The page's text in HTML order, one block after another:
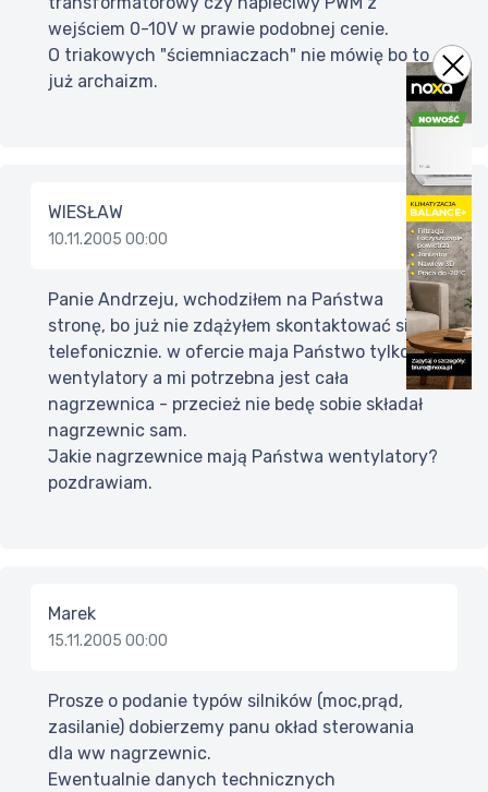
wejściem 0-10V w prawie podobnej cenie.
O triakowych "ściemniaczach" nie mówię bo to
już archaizm.
WIESŁAW
10.11.2005 00:00
Panie Andrzeju, wchodziłem na Państwa
stronę, bo już nie zdążyłem skontaktować się
telefonicznie. w ofercie maja Państwo tylko
wentylatory a mi potrzebna jest cała
nagrzewnica - przecież nie bedę sobie składał
nagrzewnic sam.
Jakie nagrzewnice mają Państwa wentylatory?
pozdrawiam.
Marek
15.11.2005 00:00
Prosze o podanie typów silników (moc,prąd,
zasilanie) dobierzemy panu okład sterowania
dla ww nagrzewnic.
Ewentualnie danych technicznych